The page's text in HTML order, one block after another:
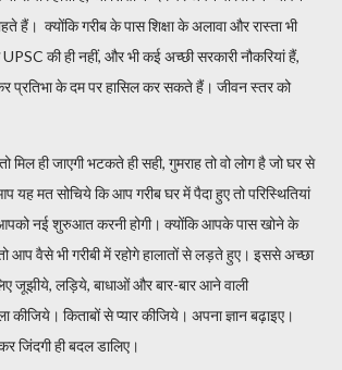
हैं। क्योंकि गरीब के पास शिक्षा के अलावा और रास्ता भी
UPSC की ही नहीं, और भी कई अच्छी सरकारी नौकरियां हैं,
प्रतिभा के दम पर हासिल कर सकते हैं। जीवन स्तर को
मिल ही जाएगी भटकते ही सही, गुमराह तो वो लोग है जो घर से
यह मत सोचिये कि आप गरीब घर में पैदा हुए तो परिस्थितियां
नई शुरुआत करनी होगी। क्योंकि आपके पास खोने के
आप वैसे भी गरीबी में रहोगे हालातों से लड़ते हुए। इससे अच्छा
जूझीये, लड़िये, बाधाओं और बार-बार आने वाली
किताबों से प्यार कीजिये। अपना ज्ञान बढ़ाइए।
जिंदगी ही बदल डालिए।